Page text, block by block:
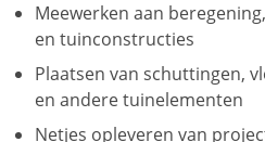
Meewerken aan
en tuinconstructies
Plaatsen van schuttingen,
en andere tuinelementen
Netjes opleveren van